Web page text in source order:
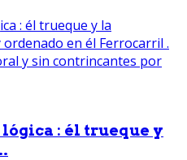
: él trueque y